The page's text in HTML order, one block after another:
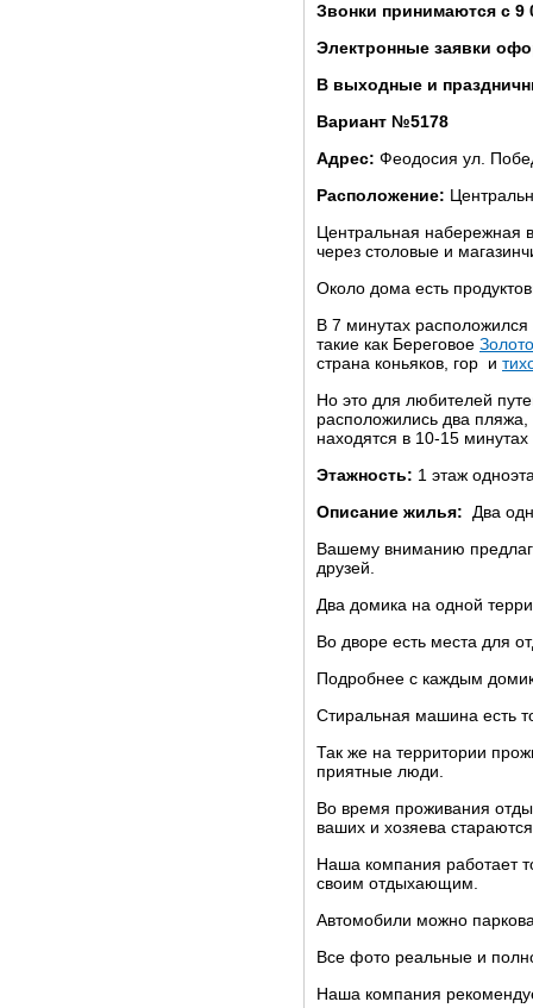
Звонки принимаются с 9
Электронные заявки
В выходные и
Вариант №5178
Адрес: Феодосия ул.
Расположение:
Центральная набережная
через столовые и
Около дома есть
В 7 минутах расположился
такие как Береговое
страна коньяков, гор и
Но это для любителей
расположились два
находятся в 10-15
Этажность: 1 этаж
Описание жилья:
Два
Вашему вниманию
друзей.
Два домика на одной
Во дворе есть места для
Подробнее с каждым
Стиральная машина есть
Так же на территории
приятные люди.
Во время проживания
ваших и хозяева
Наша компания работает
своим отдыхающим.
Автомобили можно
Все фото реальные и
Наша компания